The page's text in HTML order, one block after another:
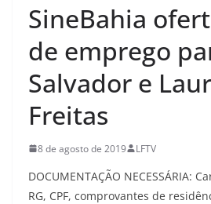
SineBahia
de emprego
Salvador e
Freitas
8 de agosto de 2019 LFTV
DOCUMENTAÇÃO NECESSÁRIA:
RG, CPF, comprovantes de